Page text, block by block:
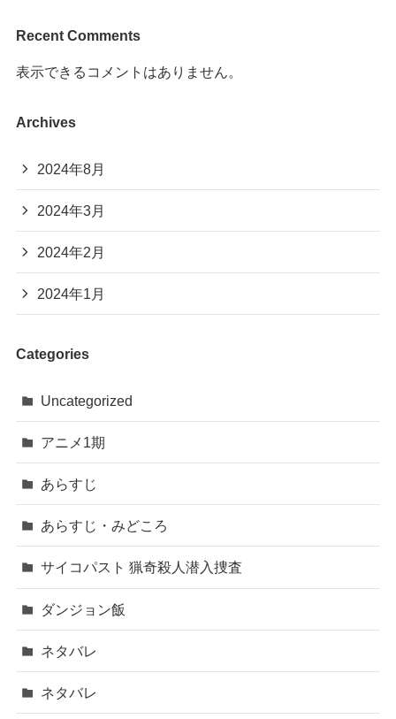
Recent Comments
表示できるコメントはありません。
Archives
2024年8月
2024年3月
2024年2月
2024年1月
Categories
Uncategorized
アニメ1期
あらすじ
あらすじ・みどころ
サイコパスト 猟奇殺人潜入捜査
ダンジョン飯
ネタバレ
ネタバレ